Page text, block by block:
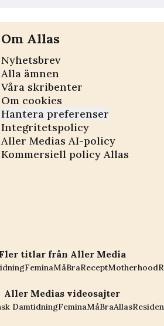
Om Allas
Nyhetsbrev
Alla ämnen
Våra skribenter
Om cookies
Hantera preferenser
Integritetspolicy
Aller Medias AI-policy
Kommersiell policy Allas
Fler titlar från Aller Media
FeminaMåBraReceptMotherhood
Aller Medias videosajter
DamtidningFeminaMåBraAllas